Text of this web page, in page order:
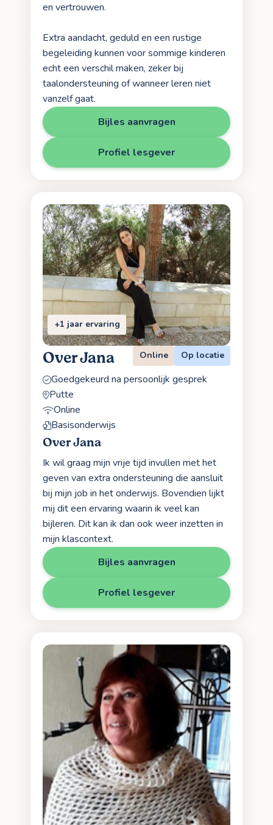
en vertrouwen.
Extra aandacht, geduld en een rustige
begeleiding kunnen voor sommige kinderen
echt een verschil maken, zeker bij
taalondersteuning of wanneer leren niet
vanzelf gaat.
Bijles aanvragen
Profiel lesgever
+1 jaar ervaring
Over Jana Online Op locatie
Goedgekeurd na persoonlijk gesprek
Putte
Online
Basisonderwijs
Over Jana
Ik wil graag mijn vrije tijd invullen met het
geven van extra ondersteuning die aansluit
bij mijn job in het onderwijs. Bovendien lijkt
mij dit een ervaring waarin ik veel kan
bijleren. Dit kan ik dan ook weer inzetten in
mijn klascontext.
Bijles aanvragen
Profiel lesgever